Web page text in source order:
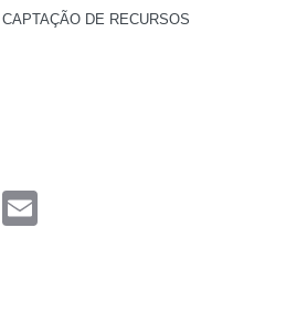
DE RECURSOS
Gmail